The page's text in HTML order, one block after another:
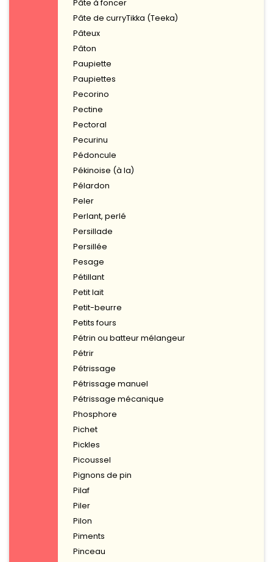
Pâte à foncer
Pâte de curryTikka (Teeka)
Pâteux
Pâton
Paupiette
Paupiettes
Pecorino
Pectine
Pectoral
Pecurinu
Pédoncule
Pékinoise (à la)
Pélardon
Peler
Perlant, perlé
Persillade
Persillée
Pesage
Pétillant
Petit lait
Petit-beurre
Petits fours
Pétrin ou batteur mélangeur
Pétrir
Pétrissage
Pétrissage manuel
Pétrissage mécanique
Phosphore
Pichet
Pickles
Picoussel
Pignons de pin
Pilaf
Piler
Pilon
Piments
Pinceau